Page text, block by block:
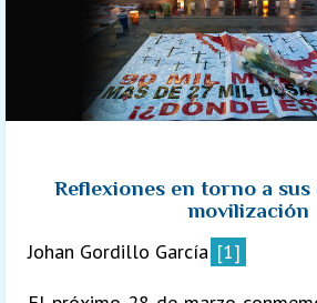
Reflexiones en torno a sus
movilización
Johan Gordillo García [1]